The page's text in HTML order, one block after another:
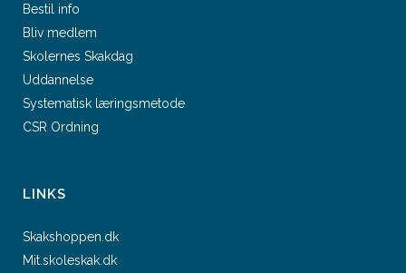
Bestil info
Bliv medlem
Skolernes Skakdag
Uddannelse
Systematisk læringsmetode
CSR Ordning
LINKS
Skakshoppen.dk
Mit.skoleskak.dk